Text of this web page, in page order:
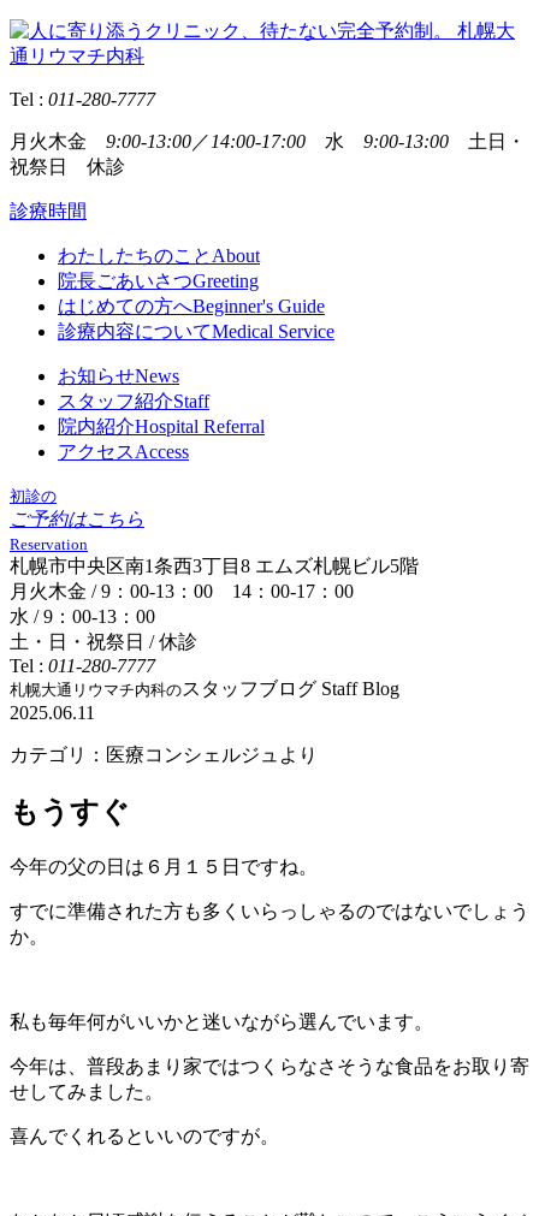
Tel : 011-280-7777
月火木金 9:00-13:00／ 14:00-17:00 水 9:00-13:00 土日・
祝祭日 休診
診療時間
わたしたちのこと About
院長ごあいさつGreeting
はじめての方へBeginner's Guide
診療内容についてMedical Service
お知らせNews
スタッフ紹介Staff
院内紹介Hospital Referral
アクセスAccess
初診の
ご予約はこちら
Reservation
札幌市中央区南1条西3丁目8 エムズ札幌ビル5階
月火木金 / 9：00-13：00 14：00-17：00
水 / 9：00-13：00
土・日・祝祭日 / 休診
Tel : 011-280-7777
札幌大通リウマチ内科のスタッフブログ Staff Blog
2025.06.11
カテゴリ：医療コンシェルジュより
もうすぐ
今年の父の日は６月１５日ですね。
すでに準備された方も多くいらっしゃるのではないでしょう
か。
私も毎年何がいいかと迷いながら選んでいます。
今年は、普段あまり家ではつくらなさそうな食品をお取り寄
せしてみました。
喜んでくれるといいのですが。